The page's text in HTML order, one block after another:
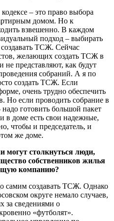
– это право выбора
домом. Но к
взвешенно. В каждом
подход – выбирать
ТСЖ. Сейчас
желающих создать ТСЖ в
представляют, как будут
собраний. А я по
создать ТСЖ. Если
очень трудно обеспечить
Но если проводить собрание в
готовить большой пакет
в доме есть свои надежные,
чтобы и председатель, и
же доме.
могут столкнуться люди,
собственников жилья
компанию?
самим создавать ТСЖ. Однако
округе немало случаев,
за сведениями о
«футболят».